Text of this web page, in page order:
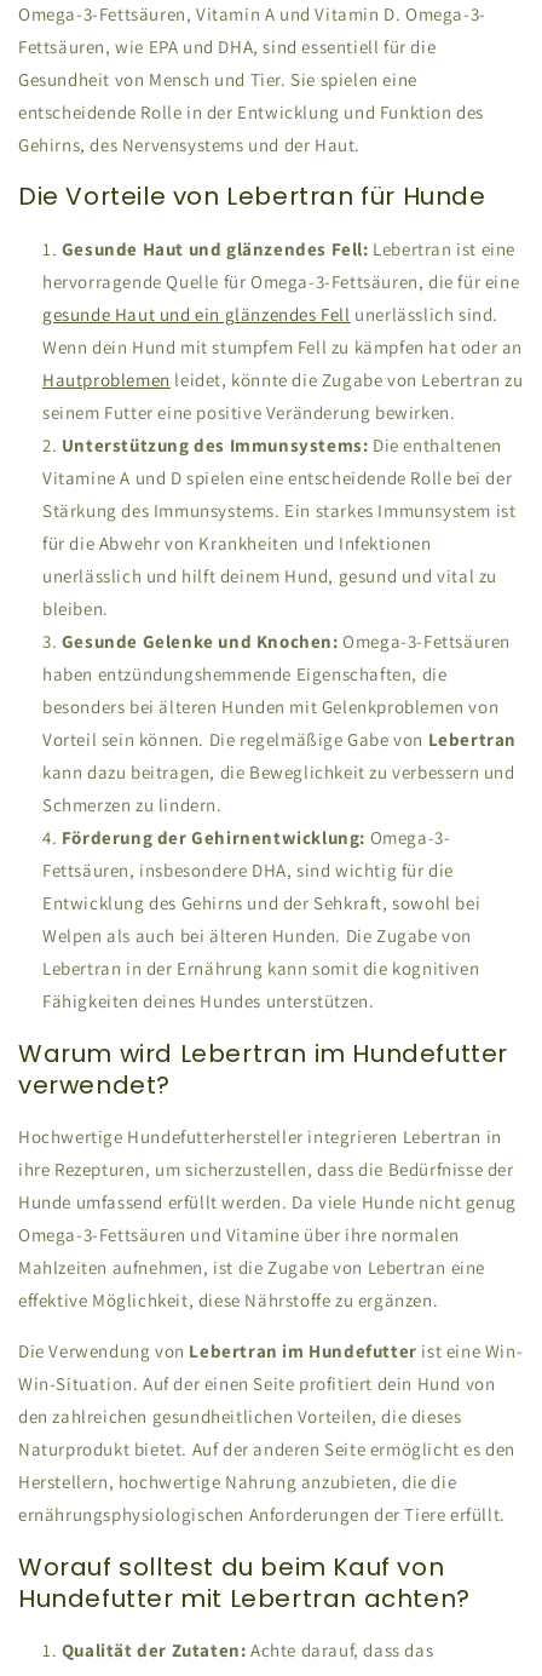
Omega-3-Fettsäuren, Vitamin A und Vitamin D. Omega-3-
Fettsäuren, wie EPA und DHA, sind essentiell für die
Gesundheit von Mensch und Tier. Sie spielen eine
entscheidende Rolle in der Entwicklung und Funktion des
Gehirns, des Nervensystems und der Haut.
Die Vorteile von Lebertran für Hunde
Gesunde Haut und glänzendes Fell: Lebertran ist eine
hervorragende Quelle für Omega-3-Fettsäuren, die für eine
gesunde Haut und ein glänzendes Fell unerlässlich sind.
Wenn dein Hund mit stumpfem Fell zu kämpfen hat oder an
Hautproblemen leidet, könnte die Zugabe von Lebertran zu
seinem Futter eine positive Veränderung bewirken.
Unterstützung des Immunsystems: Die enthaltenen
Vitamine A und D spielen eine entscheidende Rolle bei der
Stärkung des Immunsystems. Ein starkes Immunsystem ist
für die Abwehr von Krankheiten und Infektionen
unerlässlich und hilft deinem Hund, gesund und vital zu
bleiben.
Gesunde Gelenke und Knochen: Omega-3-Fettsäuren
haben entzündungshemmende Eigenschaften, die
besonders bei älteren Hunden mit Gelenkproblemen von
Vorteil sein können. Die regelmäßige Gabe von Lebertran
kann dazu beitragen, die Beweglichkeit zu verbessern und
Schmerzen zu lindern.
Förderung der Gehirnentwicklung: Omega-3-
Fettsäuren, insbesondere DHA, sind wichtig für die
Entwicklung des Gehirns und der Sehkraft, sowohl bei
Welpen als auch bei älteren Hunden. Die Zugabe von
Lebertran in der Ernährung kann somit die kognitiven
Fähigkeiten deines Hundes unterstützen.
Warum wird Lebertran im Hundefutter
verwendet?
Hochwertige Hundefutterhersteller integrieren Lebertran in
ihre Rezepturen, um sicherzustellen, dass die Bedürfnisse der
Hunde umfassend erfüllt werden. Da viele Hunde nicht genug
Omega-3-Fettsäuren und Vitamine über ihre normalen
Mahlzeiten aufnehmen, ist die Zugabe von Lebertran eine
effektive Möglichkeit, diese Nährstoffe zu ergänzen.
Die Verwendung von Lebertran im Hundefutter ist eine Win-
Win-Situation. Auf der einen Seite profitiert dein Hund von
den zahlreichen gesundheitlichen Vorteilen, die dieses
Naturprodukt bietet. Auf der anderen Seite ermöglicht es den
Herstellern, hochwertige Nahrung anzubieten, die die
ernährungsphysiologischen Anforderungen der Tiere erfüllt.
Worauf solltest du beim Kauf von
Hundefutter mit Lebertran achten?
Qualität der Zutaten: Achte darauf, dass das